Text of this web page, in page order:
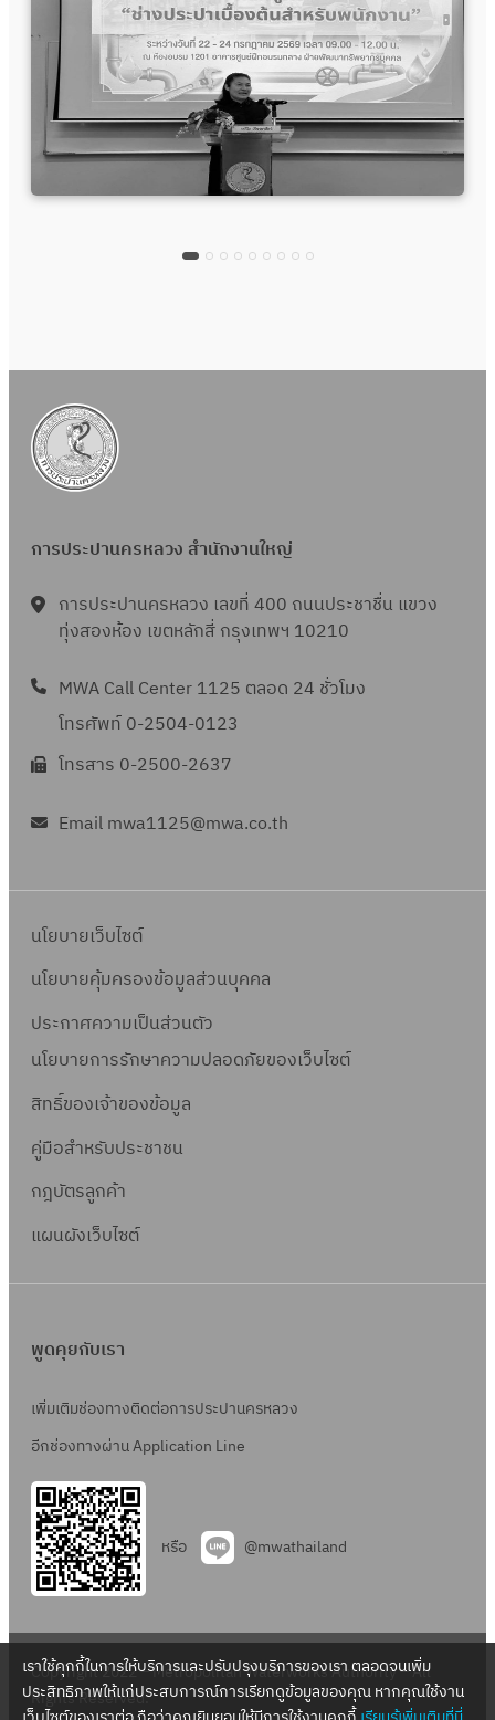
การประปานครหลวง สำนักงานใหญ่
การประปานครหลวง เลขที่ 400 ถนนประชาชื่น แขวง
ทุ่งสองห้อง เขตหลักสี่ กรุงเทพฯ 10210
MWA Call Center 1125 ตลอด 24 ชั่วโมง
โทรศัพท์ 0-2504-0123
โทรสาร 0-2500-2637
Email mwa1125@mwa.co.th
นโยบายเว็บไซต์
นโยบายคุ้มครองข้อมูลส่วนบุคคล
ประกาศความเป็นส่วนตัว
นโยบายการรักษาความปลอดภัยของเว็บไซต์
สิทธิ์ของเจ้าของข้อมูล
คู่มือสำหรับประชาชน
กฎบัตรลูกค้า
แผนผังเว็บไซต์
พูดคุยกับเรา
เพิ่มเติมช่องทางติดต่อการประปานครหลวง
อีกช่องทางผ่าน Application Line
หรือ @mwathailand
Copyright 2022 – Metropolitan Waterworks Authority – All
Rights Reserved.
เราใช้คุกกี้ในการให้บริการและปรับปรุงบริการของเรา ตลอดจนเพิ่ม
ประสิทธิภาพให้แก่ประสบการณ์การเรียกดูข้อมูลของคุณ หากคุณใช้งาน